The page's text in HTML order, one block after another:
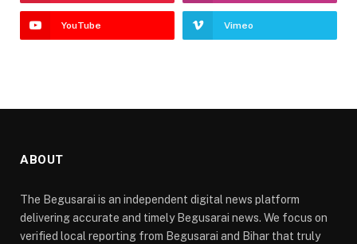
YouTube Vimeo
ABOUT
The Begusarai is an independent digital news platform
delivering accurate and timely Begusarai news. We focus on
verified local reporting from Begusarai and Bihar that truly